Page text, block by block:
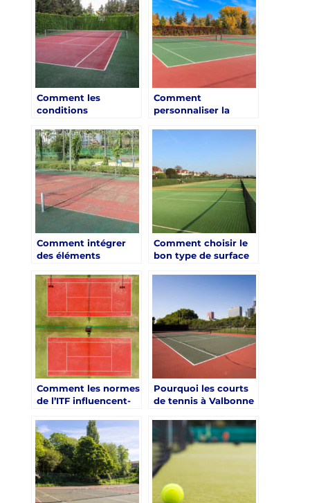
Comment les
conditions
les-Pins influencent-
elles la construction
d’un court de tennis
?
Comment
personnaliser la
Comment intégrer
des éléments
construction d’un
court de tennis ?
Comment choisir le
bon type de surface
Comment les normes
de l’ITF influencent-
de courts de tennis ?
Pourquoi les courts
de tennis à Valbonne
programmes de
formation pour tous
les niveaux ?